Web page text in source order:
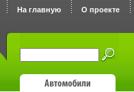
На главную О проекте